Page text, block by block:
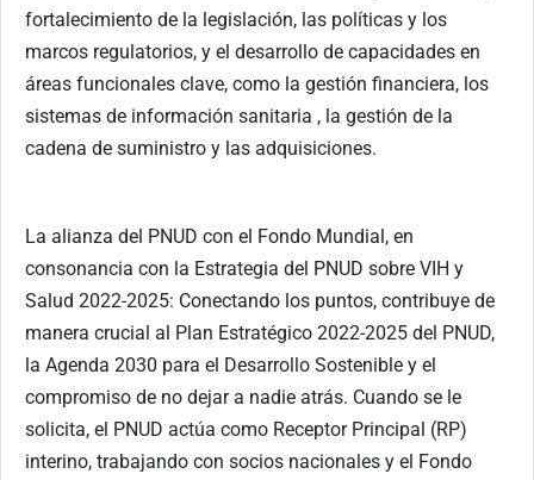
fortalecimiento de la legislación, las políticas y los
marcos regulatorios, y el desarrollo de capacidades en
áreas funcionales clave, como la gestión financiera, los
sistemas de información sanitaria , la gestión de la
cadena de suministro y las adquisiciones.
La alianza del PNUD con el Fondo Mundial, en
consonancia con la Estrategia del PNUD sobre VIH y
Salud 2022-2025: Conectando los puntos, contribuye de
manera crucial al Plan Estratégico 2022-2025 del PNUD,
la Agenda 2030 para el Desarrollo Sostenible y el
compromiso de no dejar a nadie atrás. Cuando se le
solicita, el PNUD actúa como Receptor Principal (RP)
interino, trabajando con socios nacionales y el Fondo